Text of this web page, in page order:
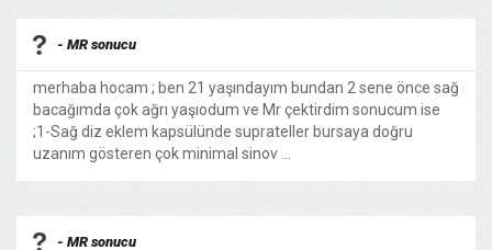
- MR sonucu
merhaba hocam ; ben 21 yaşındayım bundan 2 sene önce sağ
bacağımda çok ağrı yaşıodum ve Mr çektirdim sonucum ise
;1-Sağ diz eklem kapsülünde suprateller bursaya doğru
uzanım gösteren çok minimal sinov ...
- MR sonucu